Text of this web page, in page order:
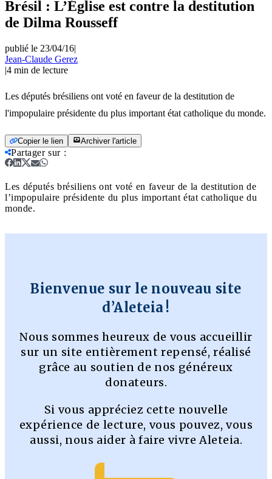
Brésil : L’Église est contre la destitution
de Dilma Rousseff
publié le 23/04/16|
Jean-Claude Gerez
|4 min de lecture
Les députés brésiliens ont voté en faveur de la destitution de
l'impopulaire présidente du plus important état catholique du monde.
Copier le lien Archiver l'article
Partager sur:
Les députés brésiliens ont voté en faveur de la destitution de
l’impopulaire présidente du plus important état catholique du
monde.
Bienvenue sur le nouveau site
d’Aleteia !
Nous sommes heureux de vous accueillir
sur un site entièrement repensé, réalisé
grâce au soutien de nos généreux
donateurs.
Si vous appréciez cette nouvelle
expérience de lecture, vous pouvez, vous
aussi, nous aider à faire vivre Aleteia.